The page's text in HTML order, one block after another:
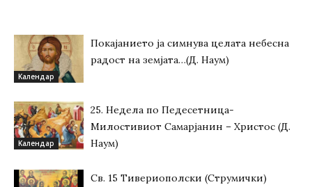
Kалендар
Покајанието ја симнува целата небесна
радост на земјата…(Д. Наум)
Kалендар
25. Недела по Педесетница-
Милостивиот Самарјанин – Христос (Д.
Наум)
Св. 15 Тивeриoпoлски (Струмички)